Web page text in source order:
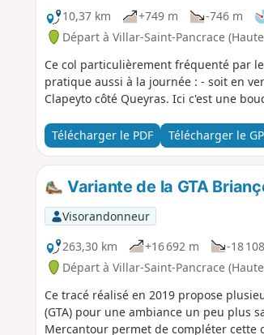
10,37 km
+749 m -746 m
Départ à Villar-Saint-Pancrace
Ce col particulièrement fréquenté par
pratique aussi à la journée : - soit en
Clapeyto côté Queyras. Ici c'est une
Télécharger le PDF Télécharger le
Variante de la GTA
Visorandonneur
263,30 km
+16 692 m -18
Départ à Villar-Saint-Pancrace
Ce tracé réalisé en 2019 propose
(GTA) pour une ambiance un peu plus
Mercantour permet de compléter cette